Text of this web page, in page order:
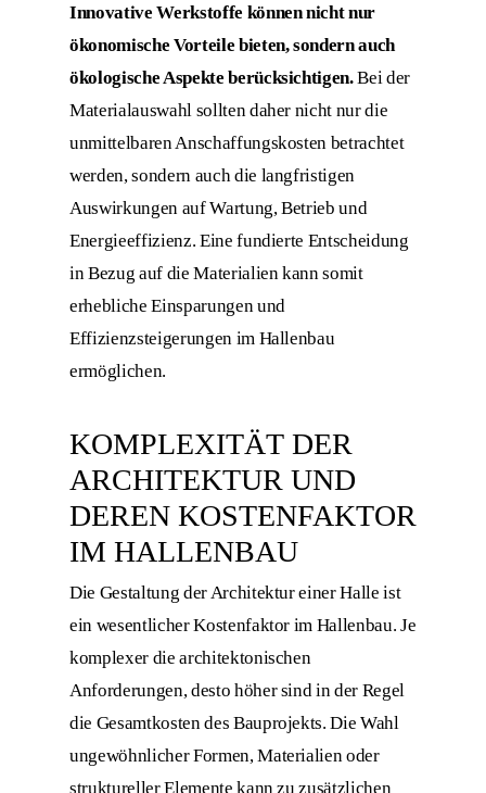
Innovative Werkstoffe können nicht nur
ökonomische Vorteile bieten, sondern auch
ökologische Aspekte berücksichtigen.Bei der
Materialauswahl sollten daher nicht nur die
unmittelbaren Anschaffungskosten betrachtet
werden, sondern auch die langfristigen
Auswirkungen auf Wartung, Betrieb und
Energieeffizienz. Eine fundierte Entscheidung
in Bezug auf die Materialien kann somit
erhebliche Einsparungen und
Effizienzsteigerungen im Hallenbau
ermöglichen.
KOMPLEXITÄT DER
ARCHITEKTUR UND
DEREN KOSTENFAKTOR
IM HALLENBAU
Die Gestaltung der Architektur einer Halle ist
ein wesentlicher Kostenfaktor im Hallenbau. Je
komplexer die architektonischen
Anforderungen, desto höher sind in der Regel
die Gesamtkosten des Bauprojekts. Die Wahl
ungewöhnlicher Formen, Materialien oder
struktureller Elemente kann zu zusätzlichen